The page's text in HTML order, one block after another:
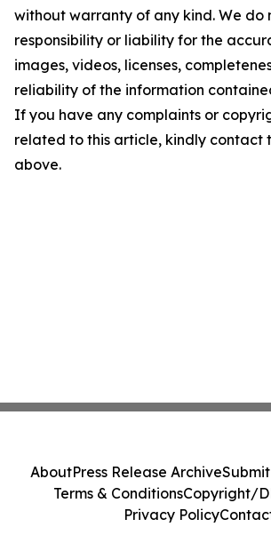
without warranty of any kind. We do
responsibility or liability for the
images, videos, licenses,
reliability of the information
If you have any complaints or
related to this article, kindly contact
above.
AboutPress Release Archive
Terms & ConditionsCopyright/
Privacy Policy